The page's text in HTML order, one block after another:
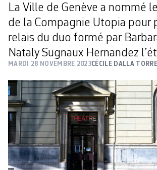
La Ville de Genève a nommé
de la Compagnie Utopia pour
relais du duo formé par
Nataly Sugnaux Hernandez
MARDI 28 NOVEMBRE 2023CÉCILE DALLA TORRE